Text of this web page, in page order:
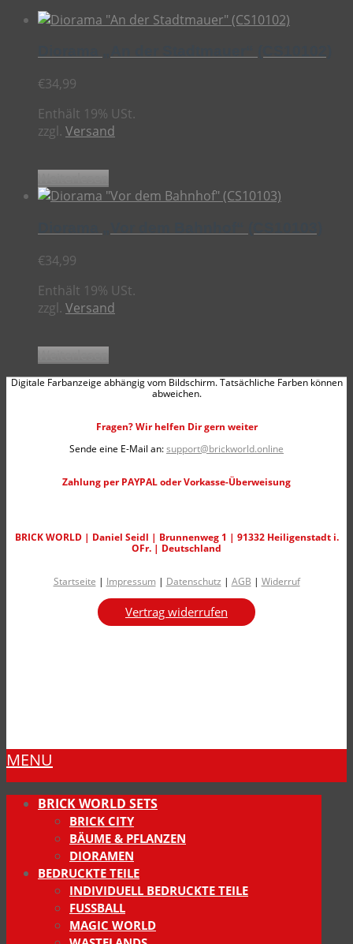
€34,99
Enthält 19% USt.
zzgl. Versand
€34,99
Enthält 19% USt.
zzgl. Versand
Digitale Farbanzeige abhängig vom Bildschirm. Tatsächliche Farben können
abweichen.
Fragen? Wir helfen Dir gern weiter
Sende eine E-Mail an:support@brickworld.online
Zahlung per PAYPAL oder Vorkasse-Überweisung
BRICK WORLD | Daniel Seidl | Brunnenweg 1 | 91332 Heiligenstadt i.
OFr. | Deutschland
Startseite | Impressum | Datenschutz | AGB | Widerruf
Vertrag widerrufen
MENU
BRICK WORLD SETS
BRICK CITY
BÄUME & PFLANZEN
DIORAMEN
BEDRUCKTE TEILE
INDIVIDUELL BEDRUCKTE TEILE
FUSSBALL
MAGIC WORLD